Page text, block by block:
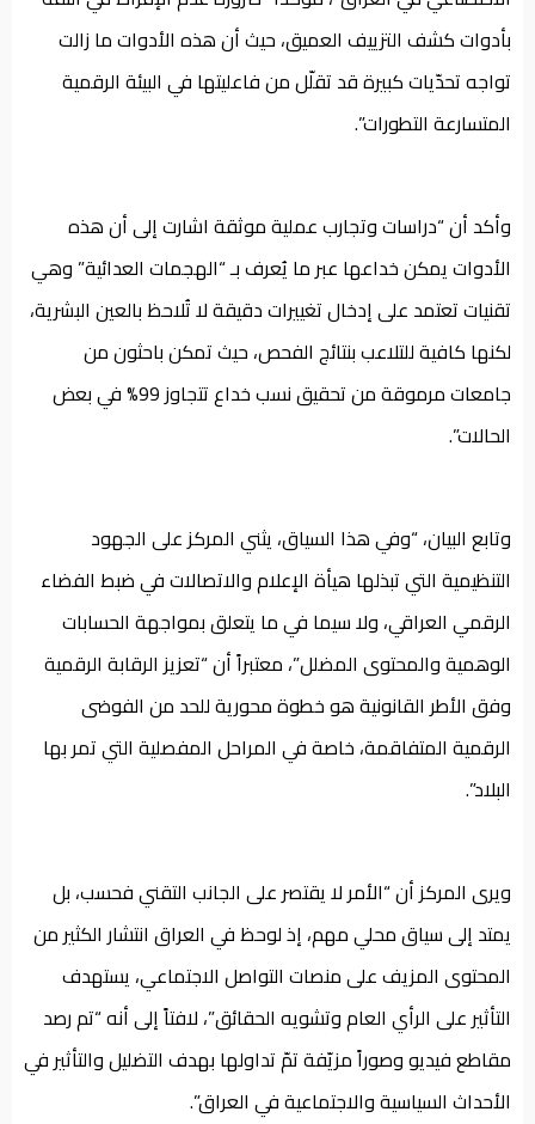
بأدوات كشف التزييف العميق، حيث أن هذه الأدوات ما زالت
تواجه تحدّيات كبيرة قد تقلّل من فاعليتها في البيئة الرقمية
المتسارعة التطورات”.
وأكد أن “دراسات وتجارب عملية موثقة اشارت إلى أن هذه
الأدوات يمكن خداعها عبر ما يُعرف بـ “الهجمات العدائية” وهي
تقنيات تعتمد على إدخال تغييرات دقيقة لا تُلاحظ بالعين البشرية،
لكنها كافية للتلاعب بنتائج الفحص، حيث تمكن باحثون من
جامعات مرموقة من تحقيق نسب خداع تتجاوز 99% في بعض
الحالات”.
وتابع البيان، “وفي هذا السياق، يثني المركز على الجهود
التنظيمية التي تبذلها هيأة الإعلام والاتصالات في ضبط الفضاء
الرقمي العراقي، ولا سيما في ما يتعلق بمواجهة الحسابات
الوهمية والمحتوى المضلل”، معتبراً أن “تعزيز الرقابة الرقمية
وفق الأطر القانونية هو خطوة محورية للحد من الفوضى
الرقمية المتفاقمة، خاصة في المراحل المفصلية التي تمر بها
البلاد”.
ويرى المركز أن “الأمر لا يقتصر على الجانب التقني فحسب، بل
يمتد إلى سياق محلي مهم، إذ لوحظ في العراق انتشار الكثير من
المحتوى المزيف على منصات التواصل الاجتماعي، يستهدف
التأثير على الرأي العام وتشويه الحقائق”، لافتاً إلى أنه “تم رصد
مقاطع فيديو وصوراً مزيّفة تمّ تداولها بهدف التضليل والتأثير في
الأحداث السياسية والاجتماعية في العراق”.